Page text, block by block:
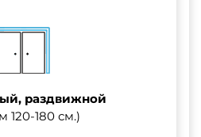
раздвижной
120-180 см.)